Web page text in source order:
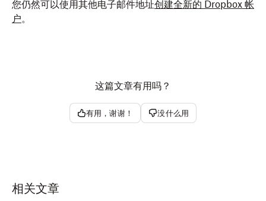
您仍然可以使用其他电子邮件地址创建全新的 Dropbox 帐
户。
这篇文章有用吗？
有用，谢谢！ 没什么用
相关文章